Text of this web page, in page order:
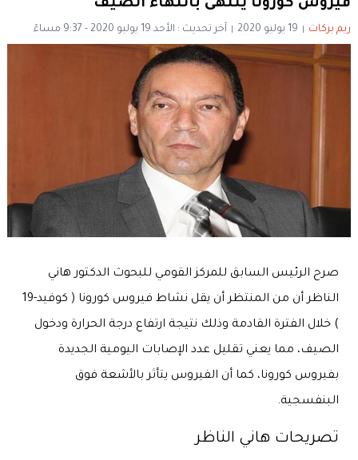
فيروس كورونا ينتهى بانتهاء الصيف
ريم بركات 19 يوليو 2020 آخر تحديث : الأحد 19 يوليو 2020 - 9:37 مساءً
صرح الرئيس السابق للمركز القومي للبحوث الدكتور هاني
الناظر أن من المنتظر أن يقل نشاط فيروس كورونا ( كوفيد-19
) خلال الفترة القادمة وذلك نتيجة ارتفاع درجة الحرارة ودخول
الصيف، مما يعني تقليل عدد الإصابات اليومية الجديدة
بفيروس كورونا، كما أن الفيروس يتأثر بالأشعة فوق
البنفسجية.
تصريحات هاني الناظر